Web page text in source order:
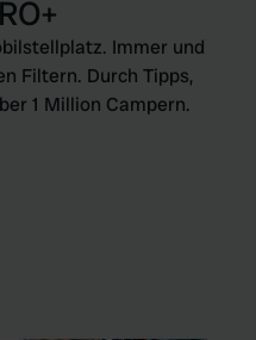
that you’ve
collected from your use
Immer und
Filtern. Durch Tipps,
1 Million Campern.